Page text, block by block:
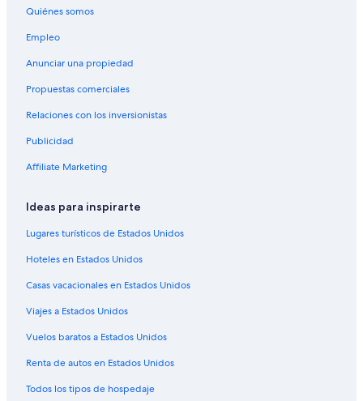
Hoteles haciendas en Palma de Mallorca
Hostales en Palma de Mallorca
Hoteles de Barcelo en Palma de Mallorca
Hoteles boutique en Palma de Mallorca
Hoteles cerca de la catedral en Palma de Mallorca
Mallorca
Quiénes somos
Empleo
Anunciar una propiedad
Propuestas comerciales
Relaciones con los inversionistas
Publicidad
Affiliate Marketing
Ideas para inspirarte
Lugares turísticos de Estados Unidos
Hoteles en Estados Unidos
Casas vacacionales en Estados Unidos
Viajes a Estados Unidos
Vuelos baratos a Estados Unidos
Renta de autos en Estados Unidos
Todos los tipos de hospedaje